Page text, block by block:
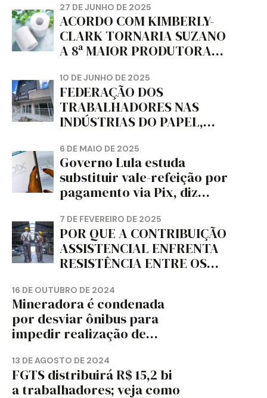
da dignidade sindical.
27 DE JUNHO DE 2025
ACORDO COM KIMBERLY-
CLARK TORNARIA SUZANO
A 8ª MAIOR PRODUTORA
MUNDO, DIZ FITCH
10 DE JUNHO DE 2025
FEDERAÇÃO DOS
TRABALHADORES NAS
INDÚSTRIAS DO PAPEL,
CORTIÇA E ARTEFATOS DE
PAPEL DO ESTADO DO
PARANÁ – FETRAPEL-PR
6 DE MAIO DE 2025
Governo Lula estuda
substituir vale-refeição por
pagamento via Pix, diz
7 DE FEVEREIRO DE 2025
POR QUE A CONTRIBUIÇÃO
ASSISTENCIAL ENFRENTA
RESISTÊNCIA ENTRE OS
16 DE OUTUBRO DE 2024
Mineradora é condenada
por desviar ônibus para
impedir realização de
13 DE AGOSTO DE 2024
FGTS distribuirá R$ 15,2 bi
a trabalhadores; veja como